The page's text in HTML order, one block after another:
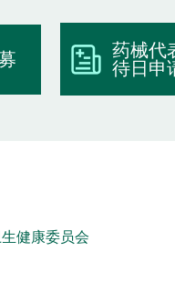
药械代
待日申
健康委员会